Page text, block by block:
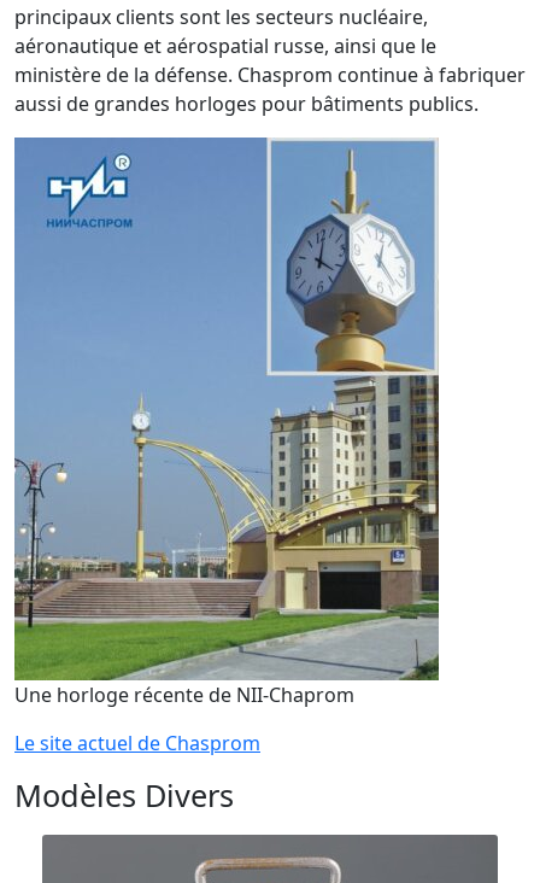
principaux clients sont les secteurs nucléaire,
aéronautique et aérospatial russe, ainsi que le
ministère de la défense. Chasprom continue à fabriquer
aussi de grandes horloges pour bâtiments publics.
Une horloge récente de NII-Chaprom
Le site actuel de Chasprom
Modèles Divers